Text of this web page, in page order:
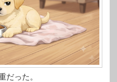
だった。